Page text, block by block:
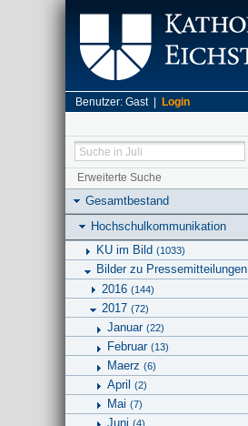
Benutzer: Gast | Login
Erweiterte Suche
Gesamtbestand
Hochschulkommunikation
KU im Bild (1033)
Bilder zu Pressemitteilungen
2016 (144)
2017 (72)
Januar (22)
Februar (13)
Maerz (6)
April (2)
Mai (7)
Juni (4)